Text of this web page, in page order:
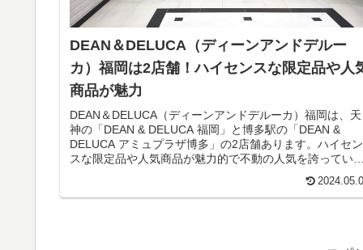
DEAN＆DELUCA（ディーンアンドデルー
カ）福岡は2店舗！ハイセンスな限定品や人
商品が魅力
DEAN＆DELUCA（ディーンアンドデルーカ）福岡は、天
神の「DEAN & DELUCA 福岡」と博多駅の「DEAN &
DELUCA アミュプラザ博多」の2店舗あります。ハイセン
スな限定品や人気商品が魅力的で不動の人気を誇ってい